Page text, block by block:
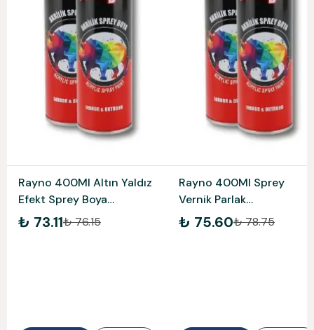
Rayno 400Ml Altın Yaldız
Efekt Sprey Boya
Raynoboya33
₺ 73.11₺ 76.15
Rayno 400Ml Sprey
Vernik Parlak
Raynoboya30
₺ 75.60₺ 78.75